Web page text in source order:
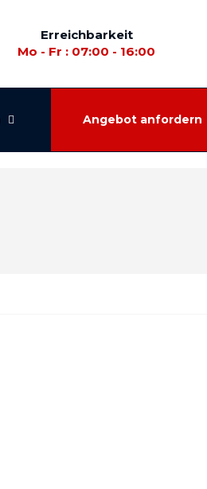
Erreichbarkeit
Mo - Fr : 07:00 - 16:00
Angebot anfordern